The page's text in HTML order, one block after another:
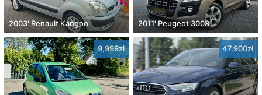
2003' Renault Kangoo 2011' Peugeot 3008
9,999zł 47,900zł